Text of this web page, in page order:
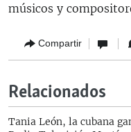
músicos y
Compartir
Relacionados
Tania León, la cubana